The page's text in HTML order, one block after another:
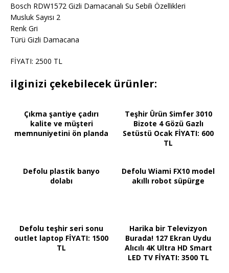
Bosch RDW1572 Gizli Damacanalı Su Sebili Özellikleri
Musluk Sayısı 2
Renk Gri
Türü Gizli Damacana
FİYATI: 2500 TL
ilginizi çekebilecek ürünler:
Çıkma şantiye çadırı
kalite ve müşteri
memnuniyetini ön planda
Teşhir Ürün Simfer 3010
Bizote 4 Gözü Gazlı
Setüstü Ocak FİYATI: 600
TL
Defolu plastik banyo
dolabı
Defolu Wiami FX10 model
akıllı robot süpürge
Defolu teşhir seri sonu
outlet laptop FİYATI: 1500
TL
Harika bir Televizyon
Burada! 127 Ekran Uydu
Alıcılı 4K Ultra HD Smart
LED TV FİYATI: 3500 TL